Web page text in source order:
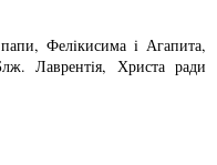
Фелiкисима i Агапита,
Лаврентiя, Христа ради